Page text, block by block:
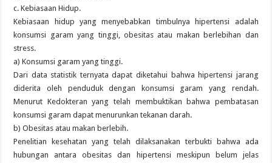
c. Kebiasaan Hidup.
Kebiasaan hidup yang menyebabkan timbulnya hipertensi adalah
konsumsi garam yang tinggi, obesitas atau makan berlebihan dan
stress.
a) Konsumsi garam yang tinggi.
Dari data statistik ternyata dapat diketahui bahwa hipertensi jarang
diderita oleh penduduk dengan konsumsi garam yang rendah.
Menurut Kedokteran yang telah membuktikan bahwa pembatasan
konsumsi garam dapat menurunkan tekanan darah.
b) Obesitas atau makan berlebih.
Penelitian kesehatan yang telah dilaksanakan terbukti bahwa ada
hubungan antara obesitas dan hipertensi meskipun belum jelas